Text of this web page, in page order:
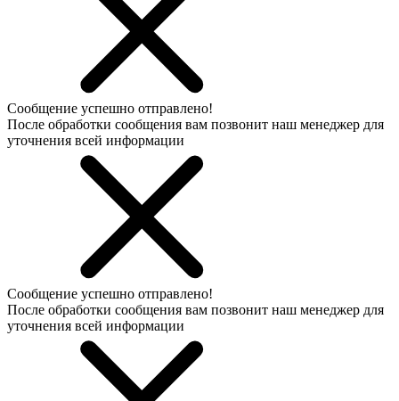
Сообщение успешно отправлено!
После обработки сообщения вам позвонит наш менеджер для
уточнения всей информации
Сообщение успешно отправлено!
После обработки сообщения вам позвонит наш менеджер для
уточнения всей информации